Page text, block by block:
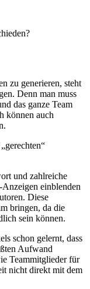
zu generieren, steht
Denn man muss
das ganze Team
können auch
und zahlreiche
einblenden
Diese
bringen, da die
sein können.
schon gelernt, dass
Aufwand
Teammitglieder für
nicht direkt mit dem